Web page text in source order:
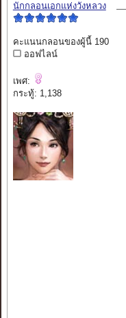
นักกลอนเอกแห่งวังหลวง
คะแนนกลอนของผู้นี้ 190
ออฟไลน์
เพศ:
กระทู้: 1,138